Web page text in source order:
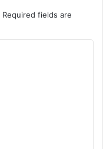
Required fields are